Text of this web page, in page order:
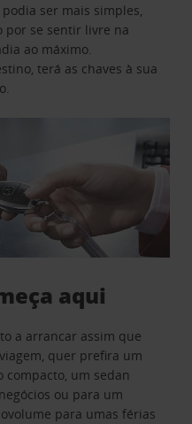
ser mais simples,
por se sentir livre na
ao máximo.
terá as chaves à sua
aqui
a arrancar assim que
quer prefira um
um sedan
ou para um
para umas férias